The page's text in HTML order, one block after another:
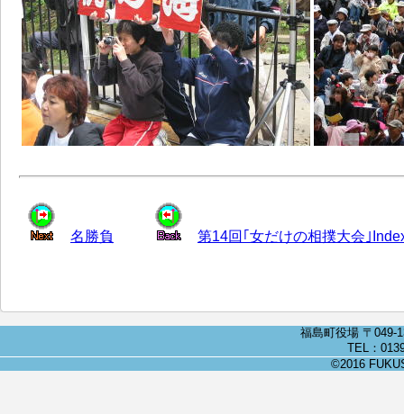
名勝負 第14回｢女だけの相撲大会｣
福島町役場 〒049-
TEL：
©2016